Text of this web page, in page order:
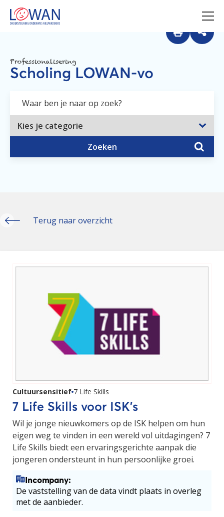
Professionalisering
Scholing LOWAN-vo
Zoeken
Terug naar overzicht
Cultuursensitief 7 Life Skills
7 Life Skills voor ISK’s
Wil je jonge nieuwkomers op de ISK helpen om hun
eigen weg te vinden in een wereld vol uitdagingen? 7
Life Skills biedt een ervaringsgerichte aanpak die
jongeren ondersteunt in hun persoonlijke groei.
Incompany:
De vaststelling van de data vindt plaats in overleg
met de aanbieder.